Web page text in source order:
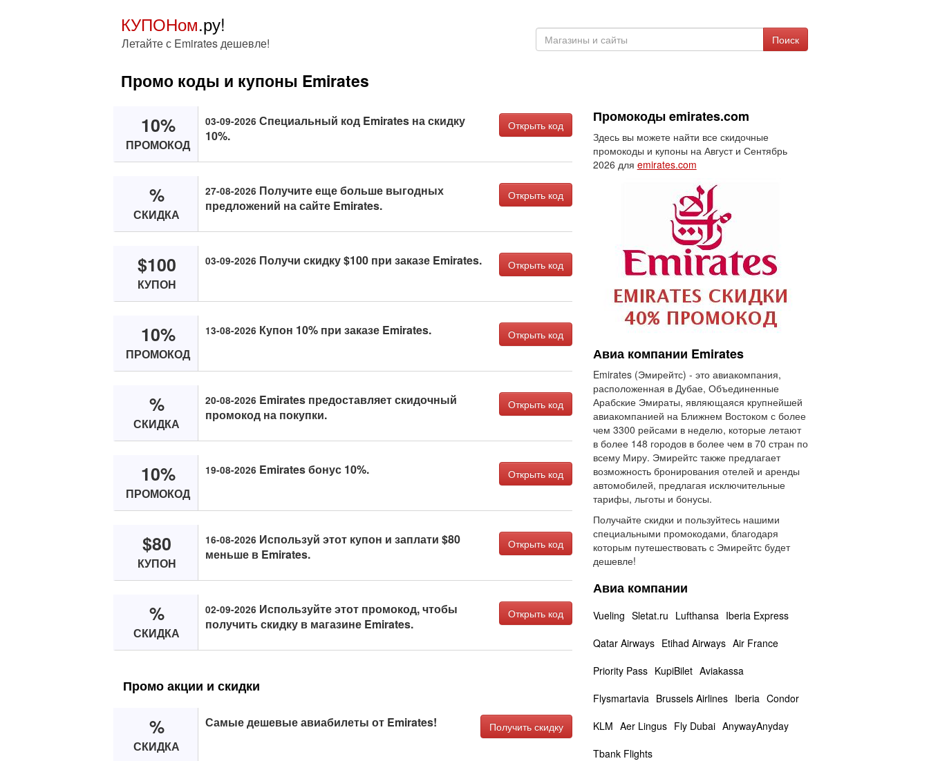
КУПОНом.ру!
Летайте с Emirates дешевле! Поиск
Промо коды и купоны Emirates
10%
ПРОМОКОД
03-09-2026 Специальный код Emirates на скидку
10%.
Открыть код
%
СКИДКА
27-08-2026 Получите еще больше выгодных
предложений на сайте Emirates.
Открыть код
$100
КУПОН
03-09-2026 Получи скидку $100 при заказе Emirates. Открыть код
10%
ПРОМОКОД
13-08-2026 Купон 10% при заказе Emirates. Открыть код
%
СКИДКА
20-08-2026 Emirates предоставляет скидочный
промокод на покупки.
Открыть код
10%
ПРОМОКОД
19-08-2026 Emirates бонус 10%. Открыть код
$80
КУПОН
16-08-2026 Используй этот купон и заплати $80
меньше в Emirates.
Открыть код
%
СКИДКА
02-09-2026 Используйте этот промокод, чтобы
получить скидку в магазине Emirates.
Открыть код
Промо акции и скидки
%
СКИДКА
Самые дешевые авиабилеты от Emirates! Получить скидку
Промокоды emirates.com
Здесь вы можете найти все скидочные
промокоды и купоны на Август и Сентябрь
2026 для emirates.com
Авиа компании Emirates
Emirates (Эмирейтс) - это авиакомпания,
расположенная в Дубае, Объединенные
Арабские Эмираты, являющаяся крупнейшей
авиакомпанией на Ближнем Востоком с более
чем 3300 рейсами в неделю, которые летают
в более 148 городов в более чем в 70 стран по
всему Миру. Эмирейтс также предлагает
возможность бронирования отелей и аренды
автомобилей, предлагая исключительные
тарифы, льготы и бонусы.
Получайте скидки и пользуйтесь нашими
специальными промокодами, благодаря
которым путешествовать с Эмирейтс будет
дешевле!
Авиа компании
Vueling Sletat.ru Lufthansa Iberia Express
Qatar Airways Etihad Airways Air France
Priority Pass KupiBilet Aviakassa
Flysmartavia Brussels Airlines Iberia Condor
KLM Aer Lingus Fly Dubai AnywayAnyday
Tbank Flights